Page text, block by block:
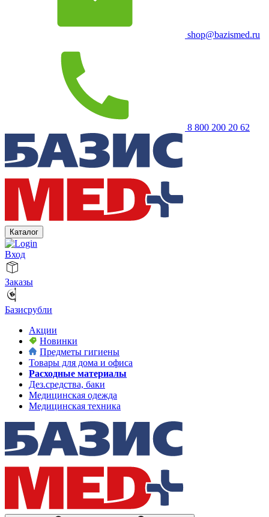
shop@bazismed.ru
8 800 200 20 62
Каталог
Вход
Заказы
Базисрубли
Акции
Новинки
Предметы гигиены
Товары для дома и офиса
Расходные материалы
Дез.средства, баки
Медицинская одежда
Медицинская техника